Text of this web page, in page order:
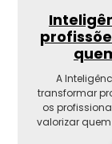
A
transformar
os
valorizar